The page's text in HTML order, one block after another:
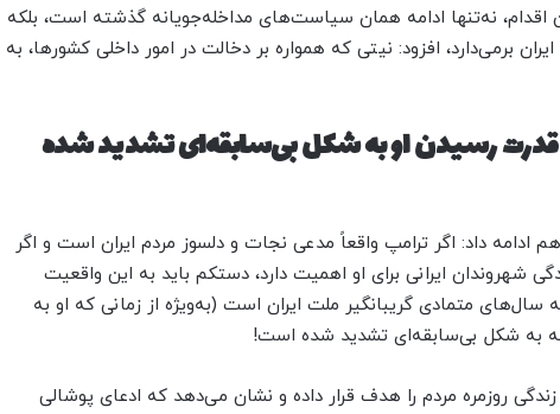
اقدام، نه‌تنها ادامه همان سیاست‌های مداخله‌جویانه گذشته است، بلکه
برمی‌دارد، افزود: نیتی که همواره بر دخالت در امور داخلی کشورها، به
قدرت رسیدن او به شکل بی‌سابقه‌ای تشدید شده
داد: اگر ترامپ واقعاً مدعی نجات و دلسوز مردم ایران است و اگر
شهروندان ایرانی برای او اهمیت دارد، دستکم باید به این واقعیت
سال‌های متمادی گریبانگیر ملت ایران است (به‌ویژه از زمانی که او به
به شکل بی‌سابقه‌ای تشدید شده است!
روزمره مردم را هدف قرار داده و نشان می‌دهد که ادعای پوشالی